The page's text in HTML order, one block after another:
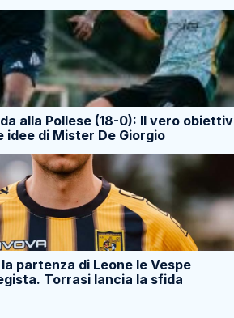
alla Pollese (18-0): Il vero
idee di Mister De Giorgio
partenza di Leone le Vespe
Torrasi lancia la sfida